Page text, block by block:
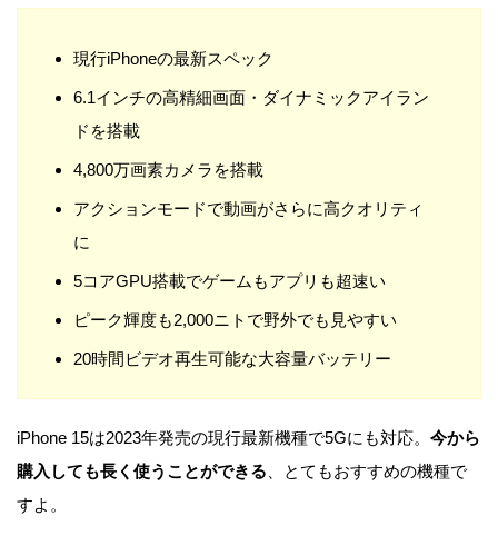
現行iPhoneの最新スペック
6.1インチの高精細画面・ダイナミックアイラン
ドを搭載
4,800万画素カメラを搭載
アクションモードで動画がさらに高クオリティ
に
5コアGPU搭載でゲームもアプリも超速い
ピーク輝度も2,000ニトで野外でも見やすい
20時間ビデオ再生可能な大容量バッテリー
iPhone 15は2023年発売の現行最新機種で5Gにも対応。 今から
購入しても長く使うことができる 、とてもおすすめの機種で
すよ。